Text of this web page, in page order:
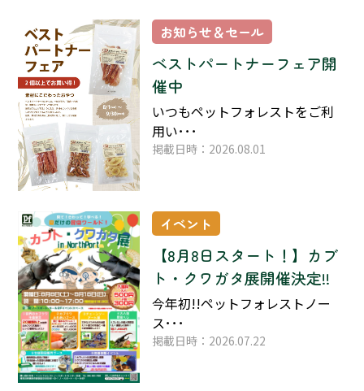
お知らせ＆セール
ベストパートナーフェア開
催中
いつもペットフォレストをご利
用い･･･
掲載日時：2026.08.01
イベント
【8月8日スタート！】カブ
ト・クワガタ展開催決定!!
今年初!!ペットフォレストノー
ス･･･
掲載日時：2026.07.22